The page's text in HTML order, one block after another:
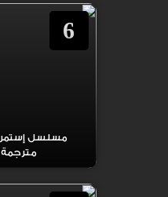
6
مترجمة Run On ح6